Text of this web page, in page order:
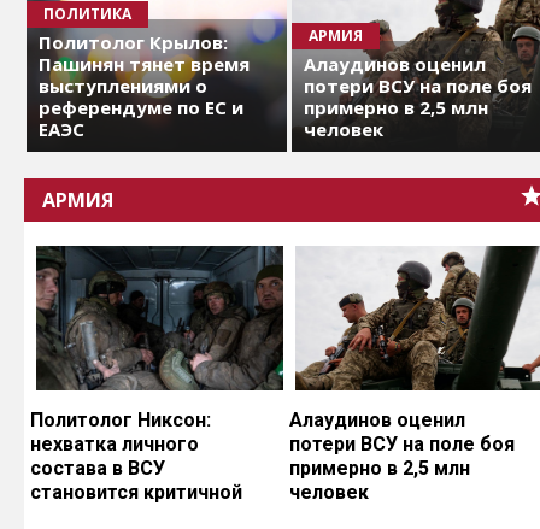
ПОЛИТИКА
Политолог Крылов:
Пашинян тянет время
выступлениями о
референдуме по ЕС и
ЕАЭС
АРМИЯ
Алаудинов оценил
потери ВСУ на поле боя
примерно в 2,5 млн
человек
АРМИЯ
Политолог Никсон:
нехватка личного
состава в ВСУ
становится критичной
Алаудинов оценил
потери ВСУ на поле боя
примерно в 2,5 млн
человек